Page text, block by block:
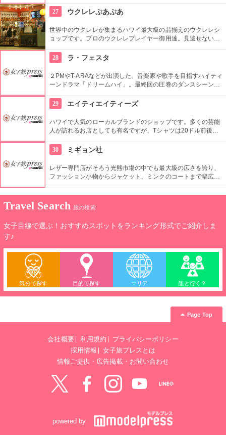
なりそうなもの、便利なもの、楽しいものがたくさん買えます
よ。
27 ウクレレぷあぷあ
世界中のウクレレが集まるハワイ最大級の品揃えのウクレレシ
ョップです。プロのウクレレプレイヤー御用達。見逃せないの
なるまで教えてくれるなんて、かなり太っ腹じゃないですか。
28 ラ・フェスタ
２PMやT-ARAなどが出演した、音楽家や歌手を目指すハイティ
ーンドラマ「ドリームハイ」。最終回の圧巻のダンスシーンが
でした。ロケ地堪能だけでなく、お買い物も楽しめます。ソウ
ルから1時間弱。
29 エイティエイティーズ
ハワイで人気のローカルブランドのショップです。多くの芸能
人が訪れるお店としても有名ですが、Tシャツは20ドル前後と
とても多いです。「いいな」と思ったら迷わず買いで！
30 ミギョン社
レザー専門店がそろう光熙市場の中でも最大級の広さを誇り、
ファッション小物からジャケット、ミンクのコートまで幅広い
ダーメイドも可能で、欲しいデザインや素材を相談しながら決
められます。
Travel Search 旅の検索
女子目線で選ぶ！おすすめスポットをランキング形式でご紹介しま
す♪
気分で探す 目的で探す エリア 誰と行く？
Page Top
会社概要 利用規約
プライバシーポリシー
採用情報
女子旅プレスとは
情報ご提供・広告掲載・お問い合わせ
powered by